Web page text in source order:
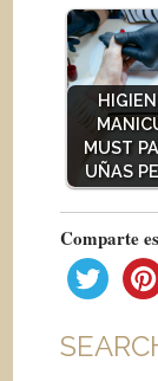
MUST
UÑAS
Comparte